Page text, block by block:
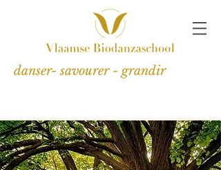
danser- savourer - grandir